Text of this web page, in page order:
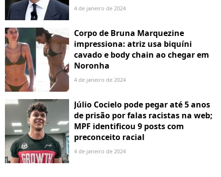
4 de janeiro de 2024
Corpo de Bruna Marquezine
impressiona: atriz usa biquíni
cavado e body chain ao chegar em
Noronha
4 de janeiro de 2024
Júlio Cocielo pode pegar até 5 anos
de prisão por falas racistas na web;
MPF identificou 9 posts com
preconceito racial
4 de janeiro de 2024